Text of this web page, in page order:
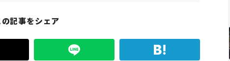
の記事をシェア